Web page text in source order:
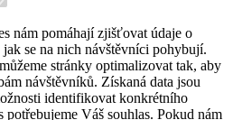
nám pomáhají zjišťovat údaje o
se na nich návštěvníci pohybují.
stránky optimalizovat tak, aby
návštěvníků. Získaná data jsou
identifikovat konkrétního
Váš souhlas. Pokud nám